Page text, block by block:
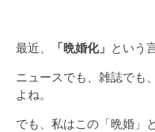
最近、 「晩婚化」 という
ニュースでも、雑誌でも
よね。
でも、私はこの「晩婚」